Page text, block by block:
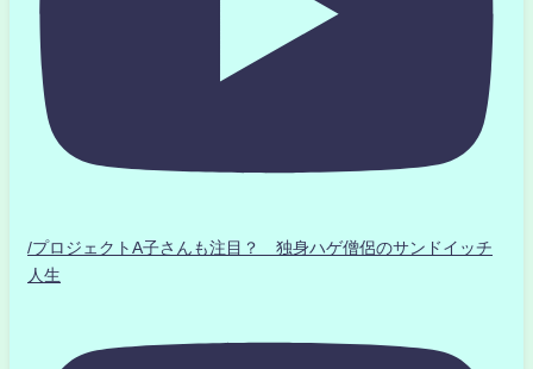
/プロジェクトA子さんも注目？ 独身ハゲ僧侶のサンドイッチ
人生